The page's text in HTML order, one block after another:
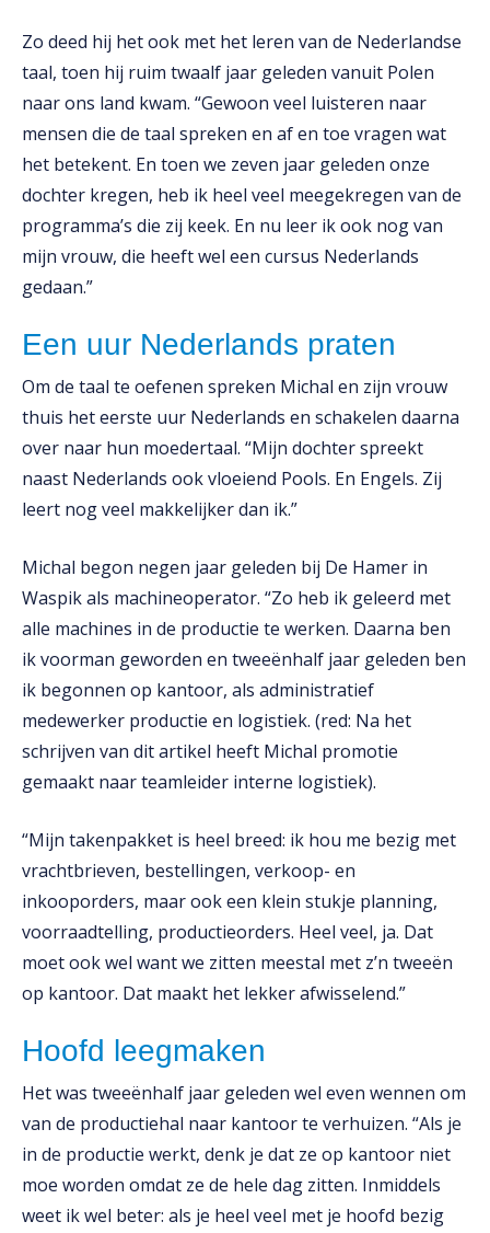
Zo deed hij het ook met het leren van de Nederlandse
taal, toen hij ruim twaalf jaar geleden vanuit Polen
naar ons land kwam. “Gewoon veel luisteren naar
mensen die de taal spreken en af en toe vragen wat
het betekent. En toen we zeven jaar geleden onze
dochter kregen, heb ik heel veel meegekregen van de
programma’s die zij keek. En nu leer ik ook nog van
mijn vrouw, die heeft wel een cursus Nederlands
gedaan.”
Een uur Nederlands praten
Om de taal te oefenen spreken Michal en zijn vrouw
thuis het eerste uur Nederlands en schakelen daarna
over naar hun moedertaal. “Mijn dochter spreekt
naast Nederlands ook vloeiend Pools. En Engels. Zij
leert nog veel makkelijker dan ik.”
Michal begon negen jaar geleden bij De Hamer in
Waspik als machineoperator. “Zo heb ik geleerd met
alle machines in de productie te werken. Daarna ben
ik voorman geworden en tweeënhalf jaar geleden ben
ik begonnen op kantoor, als administratief
medewerker productie en logistiek. (red: Na het
schrijven van dit artikel heeft Michal promotie
gemaakt naarteamleider interne logistiek).
“Mijn takenpakket is heel breed: ik hou me bezig met
vrachtbrieven, bestellingen, verkoop- en
inkooporders, maar ook een klein stukje planning,
voorraadtelling, productieorders. Heel veel, ja. Dat
moet ook wel want we zitten meestal met z’n tweeën
op kantoor. Dat maakt het lekker afwisselend.”
Hoofd leegmaken
Het was tweeënhalf jaar geleden wel even wennen om
van de productiehal naar kantoor te verhuizen. “Als je
in de productie werkt, denk je dat ze op kantoor niet
moe worden omdat ze de hele dag zitten. Inmiddels
weet ik wel beter: als je heel veel met je hoofd bezig